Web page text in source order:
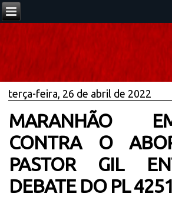
terça-feira, 26 de abril de 2022
MARANHÃO
CONTRA O
PASTOR GIL
DEBATE DO PL 4251